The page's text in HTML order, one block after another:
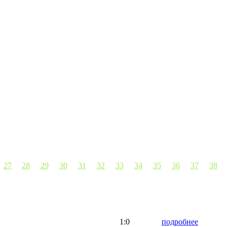
27 28 29 30 31 32 33 34 35 36 37 38
1:0 подробнее